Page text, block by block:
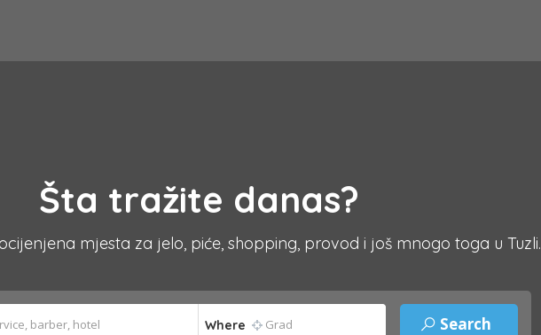
Šta tražite danas?
mjesta za jelo, piće, shopping, provod i još mnogo toga u Tuzli.
Where